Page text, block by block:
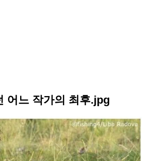
어느 작가의 최후.jpg